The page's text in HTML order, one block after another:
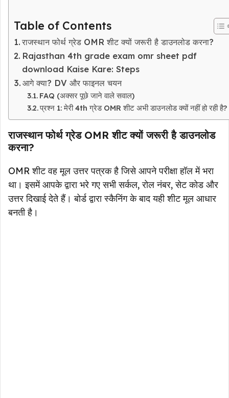
Table of Contents
राजस्थान फोर्थ ग्रेड OMR शीट क्यों जरूरी है डाउनलोड करना?
Rajasthan 4th grade exam omr sheet pdf
download Kaise Kare: Steps
आगे क्या? DV और फाइनल चयन
FAQ (अक्सर पूछे जाने वाले सवाल)
प्रश्न 1: मेरी 4th ग्रेड OMR शीट अभी डाउनलोड क्यों नहीं हो रही है?
राजस्थान फोर्थ ग्रेड OMR शीट क्यों जरूरी है डाउनलोड
करना?
OMR शीट वह मूल उत्तर पत्रक है जिसे आपने परीक्षा हॉल में भरा
था। इसमें आपके द्वारा भरे गए सभी सर्कल, रोल नंबर, सेट कोड और
उत्तर दिखाई देते हैं। बोर्ड द्वारा स्कैनिंग के बाद यही शीट मूल आधार
बनती है।